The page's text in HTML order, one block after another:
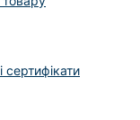
сертифікати